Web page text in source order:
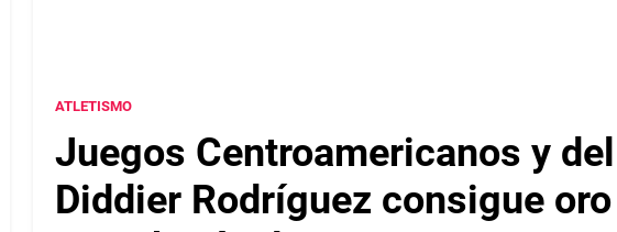
ATLETISMO
Juegos Centroamericanos y
Diddier Rodríguez consigue